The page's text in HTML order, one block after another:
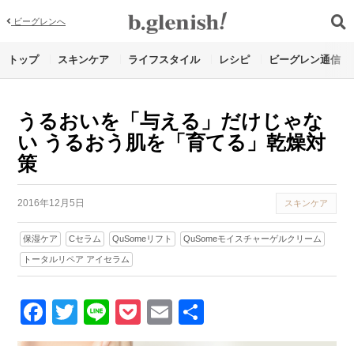
ビーグレンへ
トップ スキンケア ライフスタイル レシピ ビーグレン通信
うるおいを「与える」だけじゃな
い うるおう肌を「育てる」乾燥対
策
2016年12月5日 スキンケア
保湿ケア Cセラム QuSomeリフト QuSomeモイスチャーゲルクリーム
トータルリペア アイセラム
Facebook
Twitter
LinePocket
Email